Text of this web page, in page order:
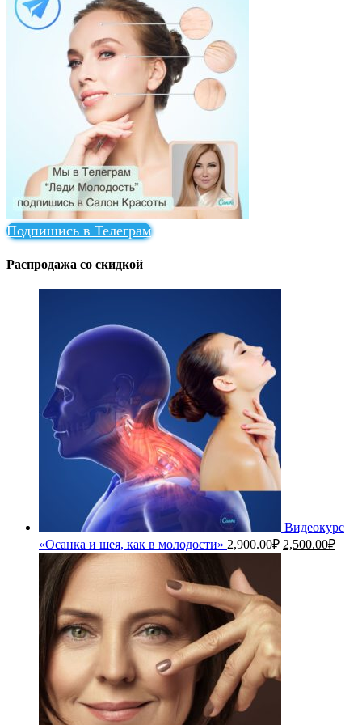
Подпишись в Телеграм
Распродажа со скидкой
Видеокурс
«Осанка и шея, как в молодости» 2,900.00₽ 2,500.00₽